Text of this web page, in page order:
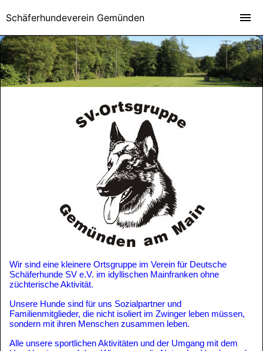
Wir sind eine kleinere Ortsgruppe im Verein für Deutsche
Schäferhunde SV e.V. im idyllischen Mainfranken ohne
züchterische Aktivität.
Unsere Hunde sind für uns Sozialpartner und
Familienmitglieder, die nicht isoliert im Zwinger leben müssen,
sondern mit ihren Menschen zusammen leben.
Alle unsere sportlichen Aktivitäten und der Umgang mit dem
Schäferhundeverein Gemünden